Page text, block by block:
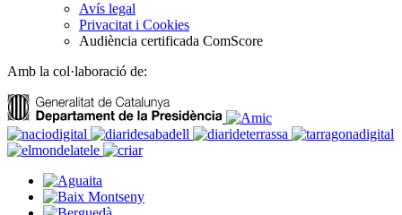
Avís legal
Privacitat i Cookies
Audiència certificada ComScore
Amb la col·laboració de: